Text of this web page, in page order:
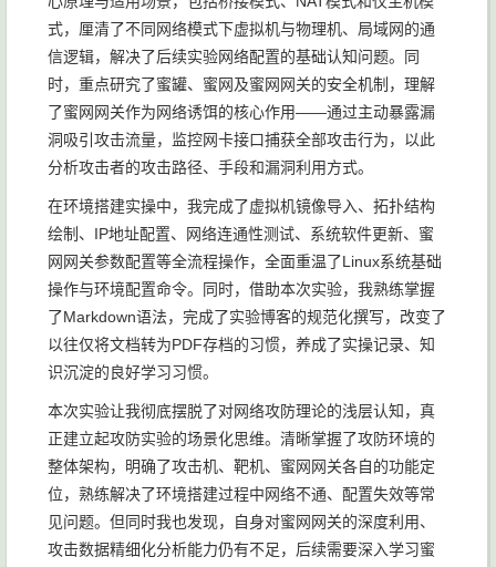
式，厘清了不同网络模式下虚拟机与物理机、局域网的通
信逻辑，解决了后续实验网络配置的基础认知问题。同
时，重点研究了蜜罐、蜜网及蜜网网关的安全机制，理解
了蜜网网关作为网络诱饵的核心作用——通过主动暴露漏
洞吸引攻击流量，监控网卡接口捕获全部攻击行为，以此
分析攻击者的攻击路径、手段和漏洞利用方式。
在环境搭建实操中，我完成了虚拟机镜像导入、拓扑结构
绘制、IP地址配置、网络连通性测试、系统软件更新、蜜
网网关参数配置等全流程操作，全面重温了Linux系统基础
操作与环境配置命令。同时，借助本次实验，我熟练掌握
了Markdown语法，完成了实验博客的规范化撰写，改变了
以往仅将文档转为PDF存档的习惯，养成了实操记录、知
识沉淀的良好学习习惯。
本次实验让我彻底摆脱了对网络攻防理论的浅层认知，真
正建立起攻防实验的场景化思维。清晰掌握了攻防环境的
整体架构，明确了攻击机、靶机、蜜网网关各自的功能定
位，熟练解决了环境搭建过程中网络不通、配置失效等常
见问题。但同时我也发现，自身对蜜网网关的深度利用、
攻击数据精细化分析能力仍有不足，后续需要深入学习蜜